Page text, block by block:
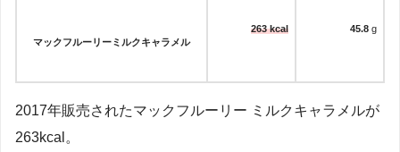
マックフルーリーミルクキャラメル
263 kcal 45.8 g
2017年販売されたマックフルーリー ミルクキャラメルが
263kcal。